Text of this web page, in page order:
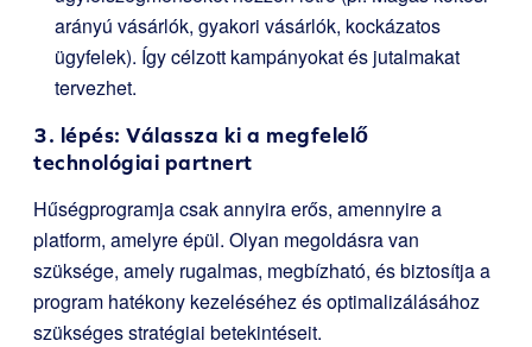
arányú vásárlók, gyakori vásárlók, kockázatos
ügyfelek). Így célzott kampányokat és jutalmakat
tervezhet.
3. lépés: Válassza ki a megfelelő
technológiai partnert
Hűségprogramja csak annyira erős, amennyire a
platform, amelyre épül. Olyan megoldásra van
szüksége, amely rugalmas, megbízható, és biztosítja a
program hatékony kezeléséhez és optimalizálásához
szükséges stratégiai betekintéseit.